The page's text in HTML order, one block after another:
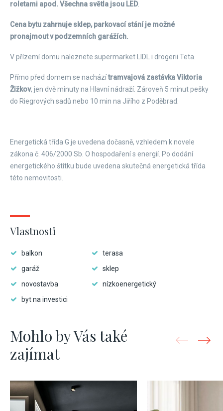
roletami apod. Všechna světla jsou LED.
Cena bytu zahrnuje sklep, parkovací stání je možné
pronajmout v podzemních garážích.
V přízemí domu naleznete supermarket LIDL i drogerii Teta.
Přímo před domem se nacházítramvajová zastávka Viktoria
Žižkov, jen dvě minuty na Hlavní nádraží. Zároveň 5 minut pešky
do Riegrových sadů nebo 10 min na Jiřího z Poděbrad.
Energetická třída G je uvedena dočasně, vzhledem k novele
zákona č. 406/2000 Sb. O hospodaření s energií. Po dodání
energetického štítku bude uvedena skutečná energetická třída
této nemovitosti.
Vlastnosti
balkon
terasa
garáž
sklep
novostavba
nízkoenergetický
byt na investici
Mohlo by Vás také
zajímat